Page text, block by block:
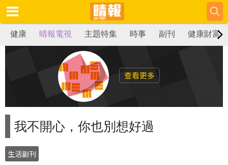
健康 晴報電視 主題特集 時事 副刊 健康財富
查看更多
我不開心，你也別想好過
生活副刊